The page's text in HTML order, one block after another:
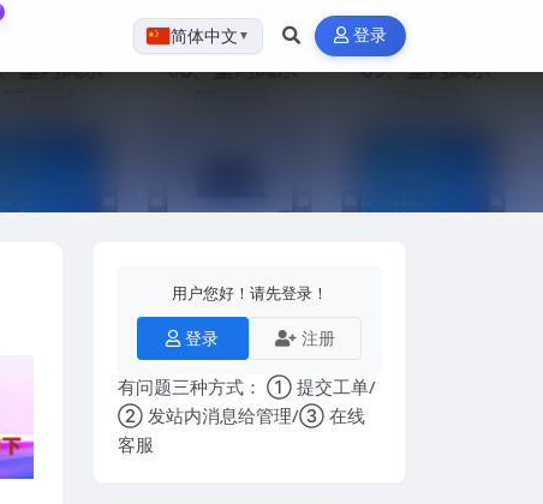
简体中文 ▼ 登录
用户您好！请先登录！
登录 注册
有问题三种方式： ① 提交工单/
② 发站内消息给管理/③ 在线
客服